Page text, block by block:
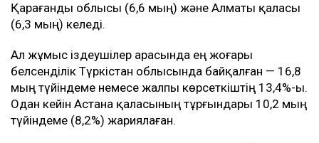
Қарағанды облысы (6,6 мың) және Алматы қаласы
(6,3 мың) келеді.
Ал жұмыс іздеушілер арасында ең жоғары
белсенділік Түркістан облысында байқалған — 16,8
мың түйіндеме немесе жалпы көрсеткіштің 13,4%-ы.
Одан кейін Астана қаласының тұрғындары 10,2 мың
түйіндеме (8,2%) жариялаған.